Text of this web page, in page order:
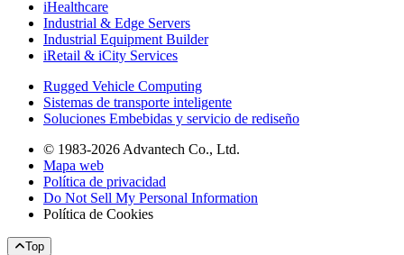
iHealthcare
Industrial & Edge Servers
Industrial Equipment Builder
iRetail & iCity Services
Rugged Vehicle Computing
Sistemas de transporte inteligente
Soluciones Embebidas y servicio de rediseño
© 1983-2026 Advantech Co., Ltd.
Mapa web
Política de privacidad
Do Not Sell My Personal Information
Política de Cookies
Top